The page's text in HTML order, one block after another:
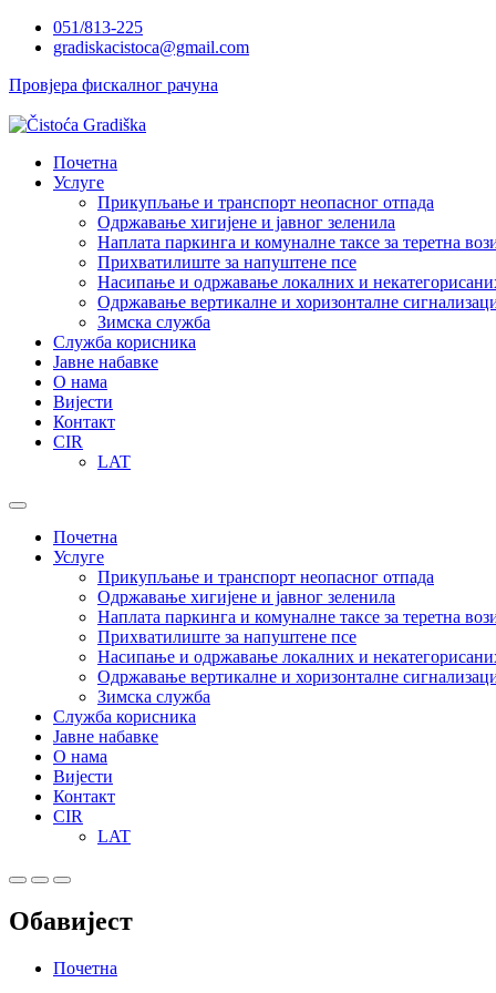
Skip
051/813-225
gradiskacistoca@gmail.com
Провјера фискалног рачуна
Почетна
Услуге
Прикупљање и транспорт неопасног отпада
Одржавање хигијене и јавног зеленила
Наплата паркинга и комуналне таксе за теретна
Прихватилиште за напуштене псе
Насипање и одржавање локалних и
Одржавање вертикалне и хоризонталне
Зимска служба
Служба корисника
Јавне набавке
О нама
Вијести
Контакт
CIR
LAT
Почетна
Услуге
Прикупљање и транспорт неопасног отпада
Одржавање хигијене и јавног зеленила
Наплата паркинга и комуналне таксе за теретна
Прихватилиште за напуштене псе
Насипање и одржавање локалних и
Одржавање вертикалне и хоризонталне
Зимска служба
Служба корисника
Јавне набавке
О нама
Вијести
Контакт
CIR
LAT
Обавијест
Почетна